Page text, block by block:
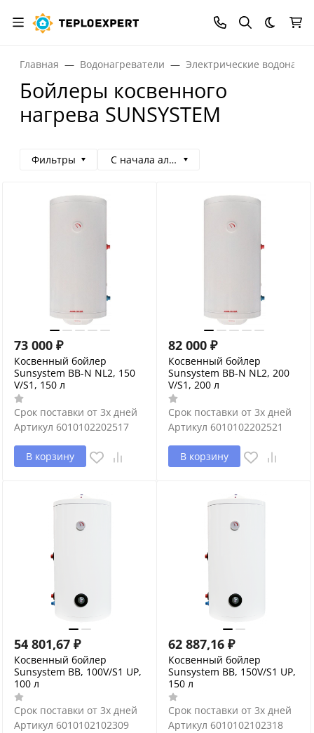
Темная
Главная Водонагреватели Электрические
Бойлеры косвенного
нагрева SUNSYSTEM
Фильтры С начала алфавита
73 000 ₽
Косвенный бойлер
Sunsystem BB-N NL2, 150
V/S1, 150 л
Срок поставки от 3х дней
Артикул 6010102202517
В корзину
82 000 ₽
Косвенный бойлер
Sunsystem BB-N NL2, 200
V/S1, 200 л
Срок поставки от 3х дней
Артикул 6010102202521
В корзину
54 801,67 ₽
Косвенный бойлер
Sunsystem BB, 100V/S1 UP,
100 л
Срок поставки от 3х дней
Артикул 6010102102309
62 887,16 ₽
Косвенный бойлер
Sunsystem BB, 150V/S1 UP,
150 л
Срок поставки от 3х дней
Артикул 6010102102318